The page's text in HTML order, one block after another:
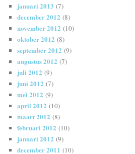
januari 2013 (7)
december 2012 (8)
november 2012 (10)
oktober 2012 (8)
september 2012 (9)
augustus 2012 (7)
juli 2012 (9)
juni 2012 (7)
mei 2012 (9)
april 2012 (10)
maart 2012 (8)
februari 2012 (10)
januari 2012 (9)
december 2011 (10)